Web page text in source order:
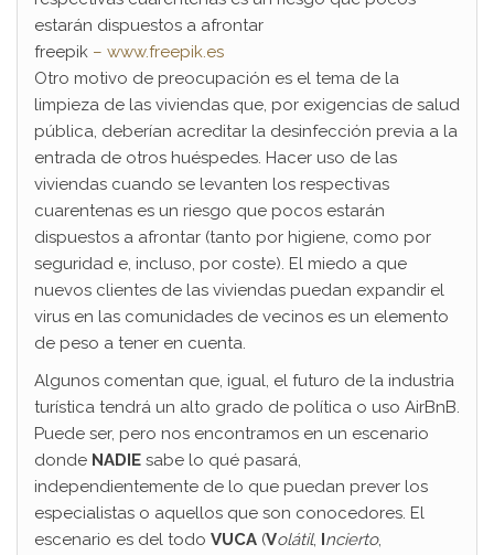
estarán dispuestos a afrontar
freepik – www.freepik.es
Otro motivo de preocupación es el tema de la
limpieza de las viviendas que, por exigencias de salud
pública, deberían acreditar la desinfección previa a la
entrada de otros huéspedes. Hacer uso de las
viviendas cuando se levanten los respectivas
cuarentenas es un riesgo que pocos estarán
dispuestos a afrontar (tanto por higiene, como por
seguridad e, incluso, por coste). El miedo a que
nuevos clientes de las viviendas puedan expandir el
virus en las comunidades de vecinos es un elemento
de peso a tener en cuenta.
Algunos comentan que, igual, el futuro de la industria
turística tendrá un alto grado de política o uso AirBnB.
Puede ser, pero nos encontramos en un escenario
donde NADIE sabe lo qué pasará,
independientemente de lo que puedan prever los
especialistas o aquellos que son conocedores. El
escenario es del todo VUCA (Volátil, Incierto,